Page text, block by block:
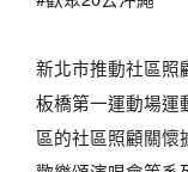
新北市推動社區照
板橋第一運動場運
區的社區照顧關懷